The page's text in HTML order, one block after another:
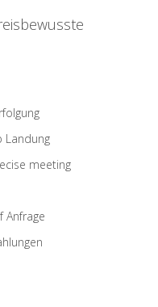
Landung
meeting
Anfrage